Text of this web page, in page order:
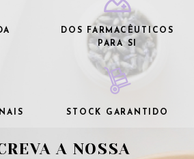
DOS FARMACÊUTICOS
PARA SI
STOCK GARANTIDO
A NOSSA